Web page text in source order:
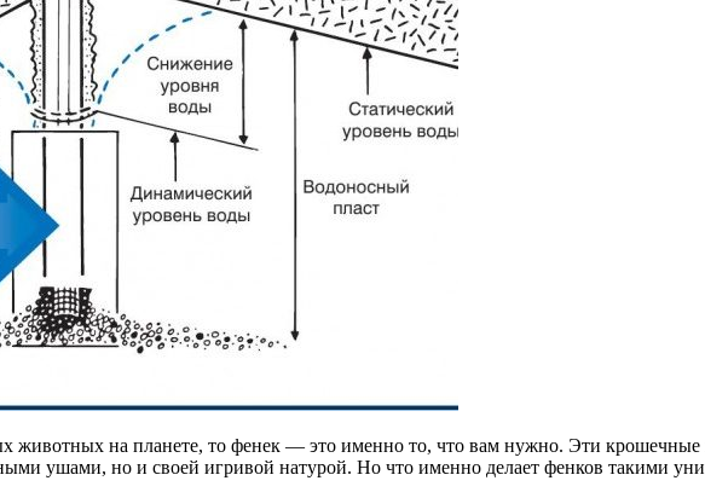
животных на планете, то фенек — это именно то, что вам нужно. Эти
ушами, но и своей игривой натурой. Но что именно делает фенков такими